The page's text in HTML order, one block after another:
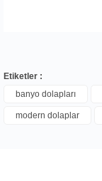
Etiketler :
banyo dolapları
modern dolaplar